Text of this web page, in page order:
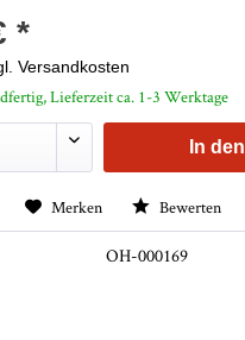
*
Versandkosten
Lieferzeit ca. 1-3 Werktage
In den
Merken Bewerten
OH-000169